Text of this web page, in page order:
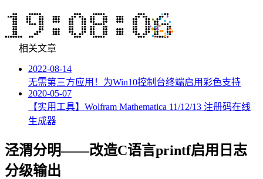
相关文章
2022-08-14
无需第三方应用！为Win10控制台终端启用彩色支持
2020-05-07
【实用工具】Wolfram Mathematica 11/12/13 注册码在线
生成器
泾渭分明——改造C语言printf启用日志
分级输出